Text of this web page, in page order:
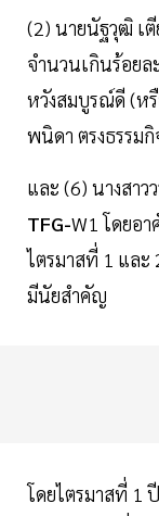
(2) นายนัฐวุฒิ เ
จำนวนเกินร้อย
หวังสมบูรณ์ดี (ห
พนิดา ตรงธรรม
และ (6) นางสา
TFG-W1 โดยอ
ไตรมาสที่ 1 และ
มีนัยสำคัญ
โดยไตรมาสที่ 1